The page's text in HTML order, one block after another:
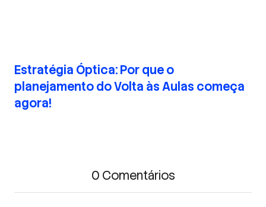
Estratégia Óptica: Por que o
planejamento do Volta às Aulas começa
agora!
0 Comentários